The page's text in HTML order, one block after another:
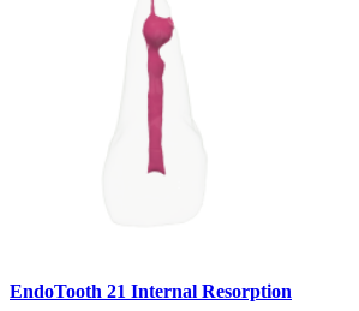
EndoTooth 21 Internal Resorption